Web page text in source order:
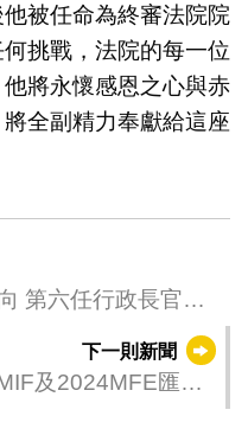
被任命為終審法院院
挑戰，法院的每一位
將永懷感恩之心與赤
全副精力奉獻給這座
第六任行政長官候
下一則新聞
及2024MFE匯聚